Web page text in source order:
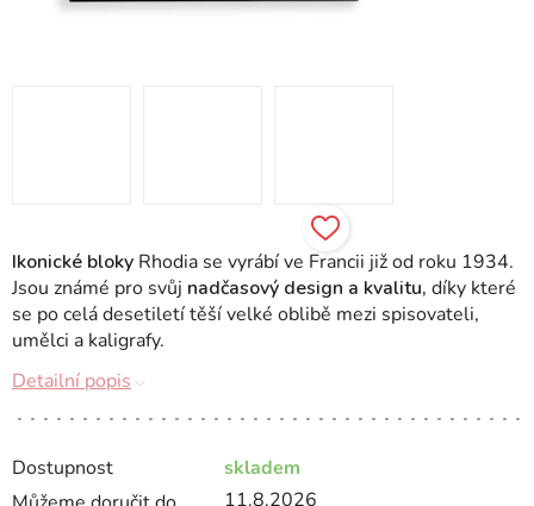
Dostupnost
skladem
11.8.2026
Ikonické bloky Rhodia se vyrábí ve Francii již od roku 1934.
Jsou známé pro svůj nadčasový design a kvalitu, díky které
se po celá desetiletí těší velké oblibě mezi spisovateli,
umělci a kaligrafy.
Detailní popis